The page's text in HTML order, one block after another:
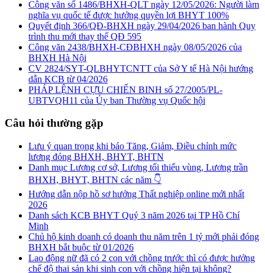
Công văn số 1486/BHXH-QLT ngày 12/05/2026: Người làm
nghĩa vụ quốc tế được hưởng quyền lợi BHYT 100%
Quyết định 366/QĐ-BHXH ngày 29/04/2026 ban hành Quy
trình thu mới thay thế QĐ 595
Công văn 2438/BHXH-CĐBHXH ngày 08/05/2026 của
BHXH Hà Nội
CV 2824/SYT-QLBHYTCNTT của Sở Y tế Hà Nội hướng
dẫn KCB từ 04/2026
PHÁP LỆNH CỰU CHIẾN BINH số 27/2005/PL-
UBTVQH11 của Ủy ban Thường vụ Quốc hội
Câu hỏi thường gặp
Lưu ý quan trọng khi báo Tăng, Giảm, Điều chỉnh mức
lương đóng BHXH, BHYT, BHTN
Danh mục Lương cơ sở, Lương tối thiểu vùng, Lương trần
BHXH, BHYT, BHTN các năm 👇
Hướng dẫn nộp hồ sơ hưởng Thất nghiệp online mới nhất
2026
Danh sách KCB BHYT Quý 3 năm 2026 tại TP Hồ Chí
Minh
Chủ hộ kinh doanh có doanh thu năm trên 1 tỷ mới phải đóng
BHXH bắt buộc từ 01/2026
Lao động nữ đã có 2 con với chồng trước thì có được hưởng
chế độ thai sản khi sinh con với chồng hiện tại không?